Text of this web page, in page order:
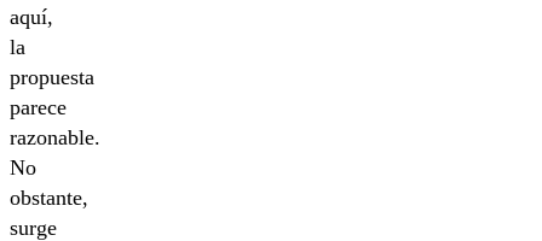
aquí,
la
propuesta
parece
razonable.
No
obstante,
surge